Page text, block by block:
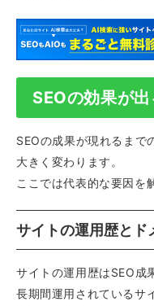
SEOの効果が
SEOの成果が現れるまで
大きく変わります。
ここでは代表的な要因を
サイトの運用歴とド
サイトの運用歴はSEO成
長期間運用されているサ